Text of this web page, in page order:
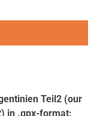
Teil2 (our
in .gpx-format: